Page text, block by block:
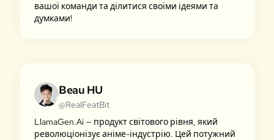
вашої команди та ділитися своїми ідеями та
думками!
Beau HU
@RealFeatBit
LlamaGen.Ai — продукт світового рівня, який
революціонізує аніме-індустрію. Цей потужний